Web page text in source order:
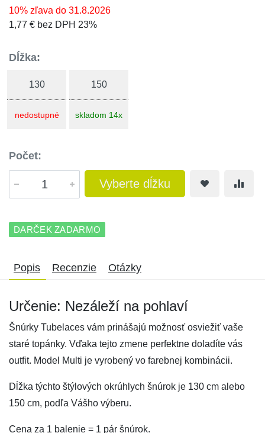
10% zľava do 31.8.2026
1,77 € bez DPH 23%
Dĺžka:
130
nedostupné
150
skladom 14x
Počet:
Vyberte dĺžku
DARČEK ZADARMO
Popis Recenzie Otázky
Určenie: Nezáleží na pohlaví
Šnúrky Tubelaces vám prinášajú možnosť osviežiť vaše
staré topánky. Vďaka tejto zmene perfektne doladíte vás
outfit. Model Multi je vyrobený vo farebnej kombinácii.
Dĺžka týchto štýlových okrúhlych šnúrok je 130 cm alebo
150 cm, podľa Vášho výberu.
Cena za 1 balenie = 1 pár šnúrok.